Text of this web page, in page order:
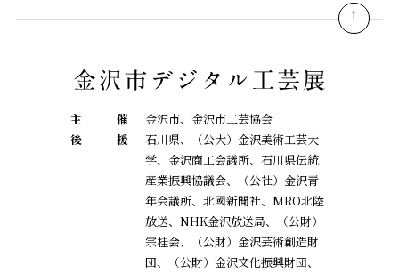
主 催
金沢市、金沢市工芸協会
後
援
石川県、（公大）金沢美術工芸大
学、金沢商工会議所、石川県伝統
産業振興協議会、
（公社）金沢青
年会議所、北國新聞社、MRO北陸
放送、NHK金沢放送局、（公財）
宗桂会、
（公財）金沢芸術創造財
団、（公財）金沢文化振興財団、